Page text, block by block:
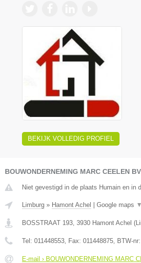
BEKIJK VOLLEDIG PROFIEL
BOUWONDERNEMING MARC CEELEN
Niet gevestigd in de plaats Humain en in
Limburg » Hamont Achel Google maps ▼
BOSSTRAAT 193 3930 Hamont Achel (
Tel: 011448553 , Fax: 011448875 , BTW-nr:
E-mail › BOUWONDERNEMING MARC